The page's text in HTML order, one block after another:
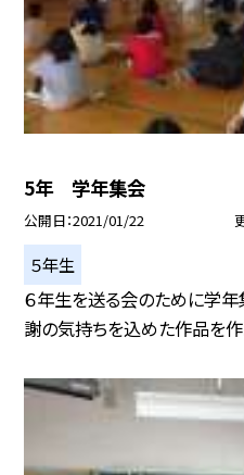
5年 学年集会
公開日 2021/01/22
５年生
６年生を送る会のために学年
謝の気持ちを込めた作品を